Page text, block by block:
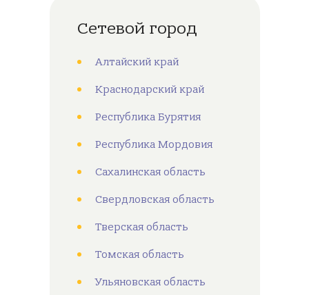
Сетевой город
Алтайский край
Краснодарский край
Республика Бурятия
Республика Мордовия
Сахалинская область
Свердловская область
Тверская область
Томская область
Ульяновская область